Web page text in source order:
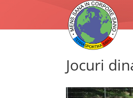
Jocuri